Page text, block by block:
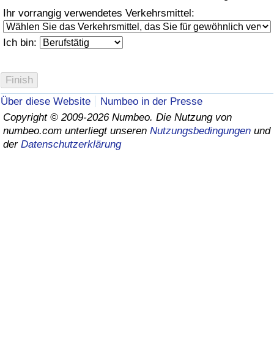
Ihr vorrangig verwendetes Verkehrsmittel:
Ich bin:
Über diese Website
Numbeo in der Presse
Copyright © 2009-2026 Numbeo. Die Nutzung von
numbeo.com unterliegt unseren Nutzungsbedingungen und
der Datenschutzerklärung
Kriminalitäts-Index (aktuell)
Kriminalitäts-Index
Kriminalitätsindex nach Land
Gesundheitsversorgung
Gesundheitsversorgungs-Index (aktuell)